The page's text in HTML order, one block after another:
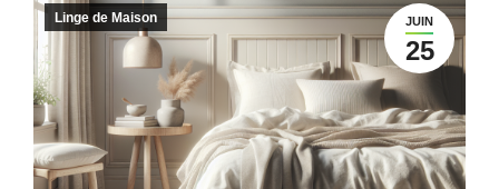
JUIN
25
Linge de Maison